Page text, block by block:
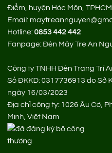
Điểm, huyện Hóc Môn, TPHCM.
Email:
Hotline:0853 442 442
Fanpage:Đèn Mây Tre An
Công ty TNHH Đèn Trang Trí
Số ĐKKD: 0317736913 do Sở
ngày 16/03/2023
Địa chỉ công ty: 1026 Âu Cơ,
Minh, Việt Nam